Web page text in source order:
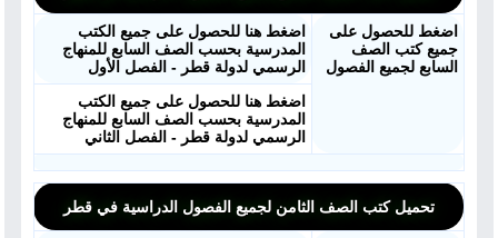
اضغط للحصول على
جميع كتب الصف
السابع لجميع الفصول
اضغط هنا للحصول على جميع الكتب
المدرسية بحسب الصف السابع للمنهاج
الرسمي لدولة قطر - الفصل الأول
اضغط هنا للحصول على جميع الكتب
المدرسية بحسب الصف السابع للمنهاج
الرسمي لدولة قطر - الفصل الثاني
تحميل كتب الصف الثامن لجميع الفصول الدراسية في قطر